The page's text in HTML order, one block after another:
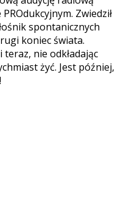
Zwiedził
spontanicznych
koniec świata.
teraz, nie odkładając
żyć. Jest później,